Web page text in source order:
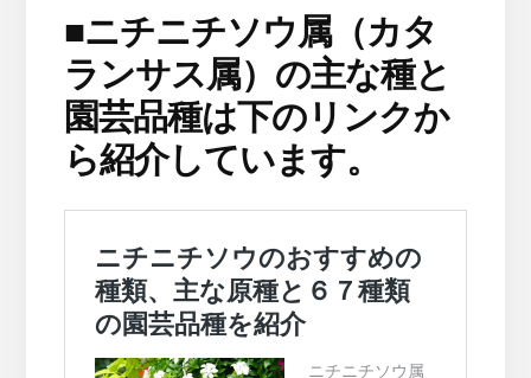
■ニチニチソウ属（カタ
ランサス属）の主な種と
園芸品種は下のリンクか
ら紹介しています。